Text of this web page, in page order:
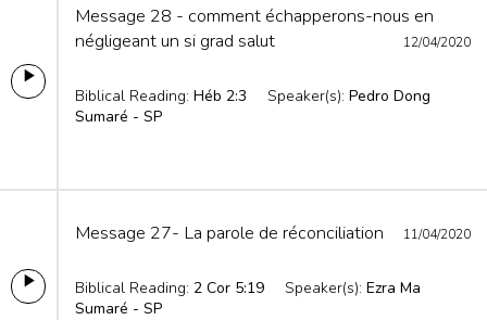
Message 28 - comment échapperons-nous en
négligeant un si grad salut
12/04/2020
Biblical Reading: Héb 2:3 Speaker(s): Pedro Dong
Sumaré - SP
Message 27- La parole de réconciliation 11/04/2020
Biblical Reading: 2 Cor 5:19 Speaker(s): Ezra Ma
Sumaré - SP